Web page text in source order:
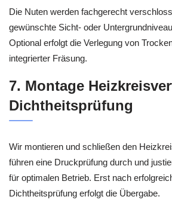
Die Nuten werden fachgerecht
gewünschte Sicht- oder
Optional erfolgt die Verlegung von
integrierter Fräsung.
7. Montage
Dichtheitsprüfung
Wir montieren und schließen den
führen eine Druckprüfung durch und
für optimalen Betrieb. Erst nach
Dichtheitsprüfung erfolgt die Übergabe.